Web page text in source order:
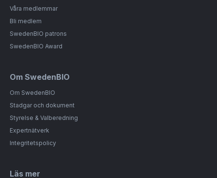
Våra medlemmar
Bli medlem
SwedenBIO patrons
SwedenBIO Award
Om SwedenBIO
Om SwedenBIO
Stadgar och dokument
Styrelse & Valberedning
Expertnätverk
Integritetspolicy
Läs mer